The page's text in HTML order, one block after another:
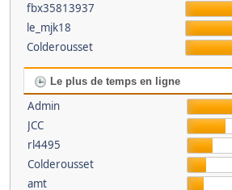
fbx35813937
le_mjk18
Colderousset
Le plus de temps en ligne
Admin
JCC
rl4495
Colderousset
amt